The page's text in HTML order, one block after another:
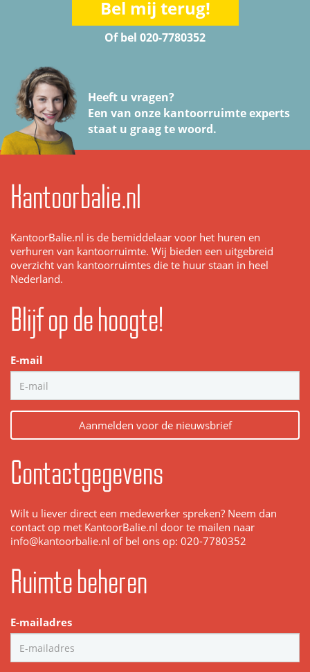
Bel mij terug!
Of bel 020-7780352
Heeft u vragen?
Een van onze kantoorruimte experts
staat u graag te woord.
Kantoorbalie.nl
KantoorBalie.nl is de bemiddelaar voor het huren en
verhuren van kantoorruimte. Wij bieden een uitgebreid
overzicht van kantoorruimtes die te huur staan in heel
Nederland.
Blijf op de hoogte!
E-mail
Aanmelden voor de nieuwsbrief
Contactgegevens
Wilt u liever direct een medewerker spreken? Neem dan
contact op met KantoorBalie.nl door te mailen naar
info@kantoorbalie.nl of bel ons op: 020-7780352
Ruimte beheren
E-mailadres